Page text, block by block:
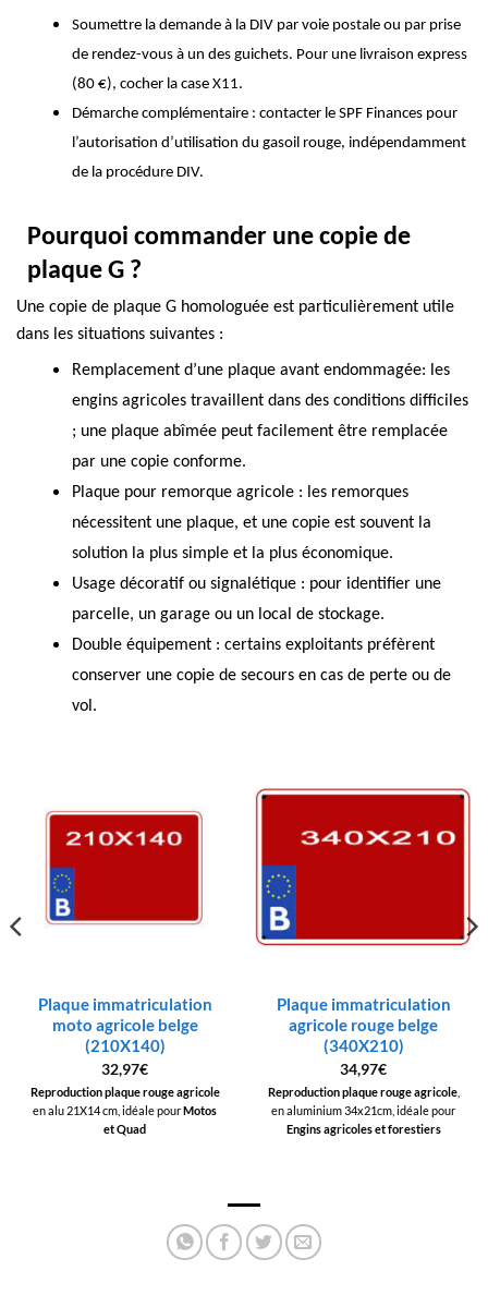
Soumettre la demande à la DIV par voie postale ou par prise
de rendez-vous à un des guichets. Pour une livraison express
(80 €), cocher la case X11.
Démarche complémentaire : contacter le SPF Finances pour
l’autorisation d’utilisation du gasoil rouge, indépendamment
de la procédure DIV.
Pourquoi commander une copie de
plaque G ?
Une copie de plaque G homologuée est particulièrement utile
dans les situations suivantes :
Remplacement d’une plaque avant endommagée: les
engins agricoles travaillent dans des conditions difficiles
; une plaque abîmée peut facilement être remplacée
par une copie conforme.
Plaque pour remorque agricole : les remorques
nécessitent une plaque, et une copie est souvent la
solution la plus simple et la plus économique.
Usage décoratif ou signalétique : pour identifier une
parcelle, un garage ou un local de stockage.
Double équipement : certains exploitants préfèrent
conserver une copie de secours en cas de perte ou de
vol.
Plaque immatriculation
moto agricole belge
(210X140)
32,97€
Reproduction plaque rouge agricole
en alu 21X14 cm, idéale pourMotos
et Quad
Plaque immatriculation
agricole rouge belge
(340X210)
34,97€
Reproduction plaque rouge agricole,
en aluminium 34x21cm, idéale pour
Engins agricoles et forestiers